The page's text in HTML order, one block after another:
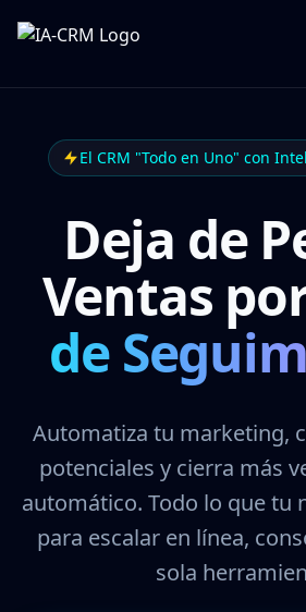
El CRM "Todo en Uno" con
Deja de
Ventas
de
Automatiza tu marketing,
potenciales y cierra más
automático. Todo lo que tu
para escalar en línea,
sola